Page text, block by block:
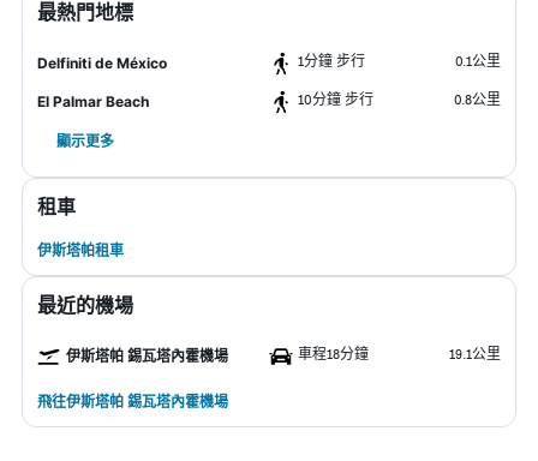
最熱門地標
Delfiniti de México 1分鐘 步行 0.1公里
El Palmar Beach 10分鐘 步行 0.8公里
顯示更多
租車
伊斯塔帕租車
最近的機場
伊斯塔帕 錫瓦塔內霍機場 車程18分鐘 19.1公里
飛往伊斯塔帕 錫瓦塔內霍機場